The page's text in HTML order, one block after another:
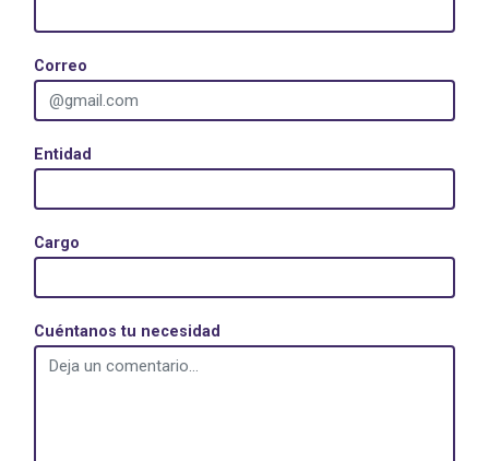
Correo
Entidad
Cargo
Cuéntanos tu necesidad